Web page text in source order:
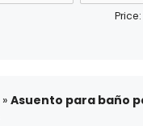
Price:
» Asuento para baño